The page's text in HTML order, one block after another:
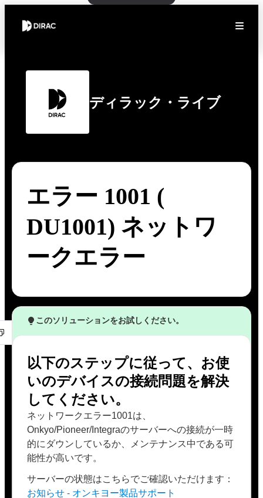
ディラック・ライブ
エラー 1001 (
DU1001) ネットワ
ークエラー
このソリューションをお試しください。
以下のステップに従って、お使
いのデバイスの接続問題を解決
してください。
ネットワークエラー1001は、
Onkyo/Pioneer/Integraのサーバーへの接続が一時
的にダウンしているか、メンテナンス中である可
能性が高いです。
サーバーの状態はこちらでご確認いただけます：
お知らせ - オンキヨー製品サポート